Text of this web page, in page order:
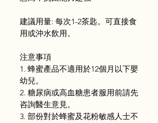
建議用量: 每次1-2茶匙。可直接食
用或沖水飲用。
注意事項
1. 蜂蜜產品不適用於12個月以下嬰
幼兒。
2. 糖尿病或高血糖患者服用前請先
咨詢醫生意見。
3. 部份對於蜂蜜及花粉敏感人士不